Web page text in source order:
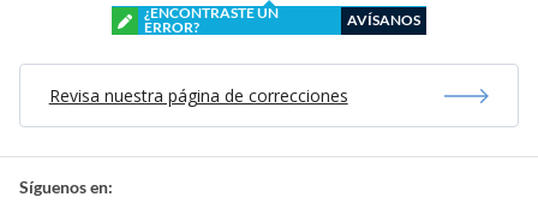
¿ENCONTRASTE UN
ERROR?
AVÍSANOS
Revisa nuestra página de correcciones
Síguenos en: